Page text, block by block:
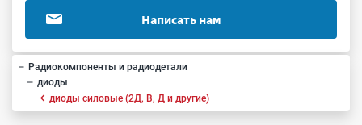
Написать нам
Радиокомпоненты и радиодетали
диоды
диоды силовые (2Д, В, Д и другие)